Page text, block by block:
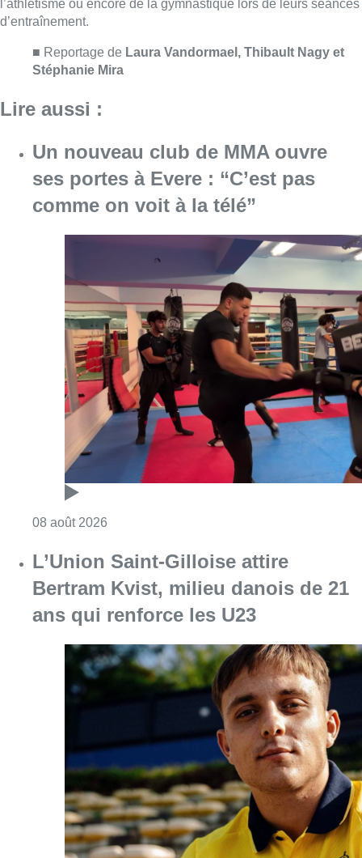
08 août 2026Consulter l'article "Un nouveau club de
L’Union Saint-Gilloise attire
Bertram Kvist, milieu danois de 21
ans qui renforce les U23
08 août 2026 Consulter l'article "L’Union Saint-Gilloise
“La tactique doit être claire, c’est le
plus important”: Mark van Bommel
dévoile sa philosophie pour les
Diables rouges